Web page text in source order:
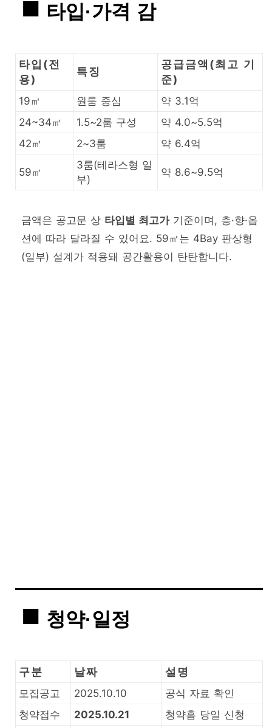
타입·가격 감
타입(전
용)
특징
공급금액(최고 기
준)
19㎡ 원룸 중심
약 3.1억
24~34㎡
1.5~2룸 구성
약 4.0~5.5억
42㎡
2~3룸 약 6.4억
59㎡
3룸(테라스형 일
부)
약 8.6~9.5억
금액은 공고문 상 타입별 최고가기준이며, 층·향·옵
션에 따라 달라질 수 있어요. 59㎡는 4Bay 판상형
(일부) 설계가 적용돼 공간활용이 탄탄합니다.
청약·일정
구분 날짜 설명
모집공고 2025.10.10
공식 자료 확인
청약접수
2025.10.21 청약홈 당일 신청